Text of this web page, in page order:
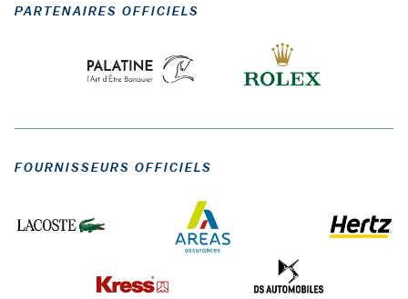
PARTENAIRES OFFICIELS
FOURNISSEURS OFFICIELS